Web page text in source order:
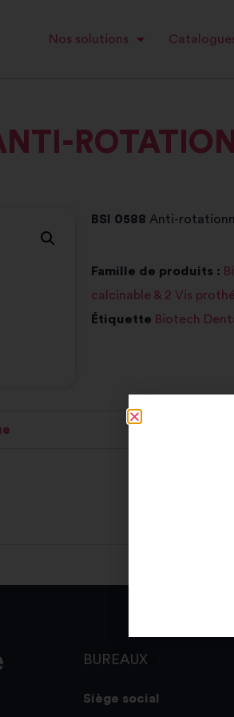
Nos solutions
BSI 0588 Anti-
Famille de produits :
calcinable & 2 Vis
Étiquette Biotech
BUREAUX
Siège social